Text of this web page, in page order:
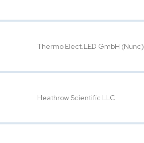
Thermo Elect.LED GmbH (Nunc)
Heathrow Scientific LLC